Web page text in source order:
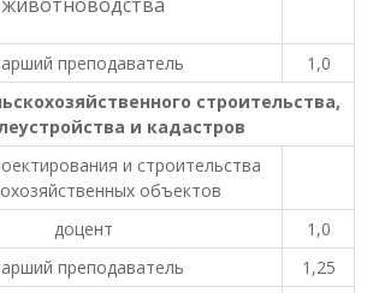
преподаватель
1,0
строительства,
и кадастров
и строительства
объектов
доцент
1,0
преподаватель
1,25